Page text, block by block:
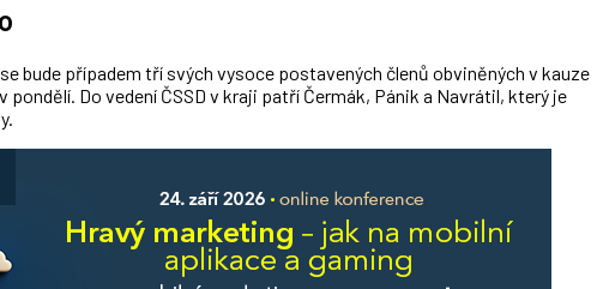
bude případem tří svých vysoce postavených členů obviněných v kauze
pondělí. Do vedení ČSSD v kraji patří Čermák, Pánik a Navrátil, který je